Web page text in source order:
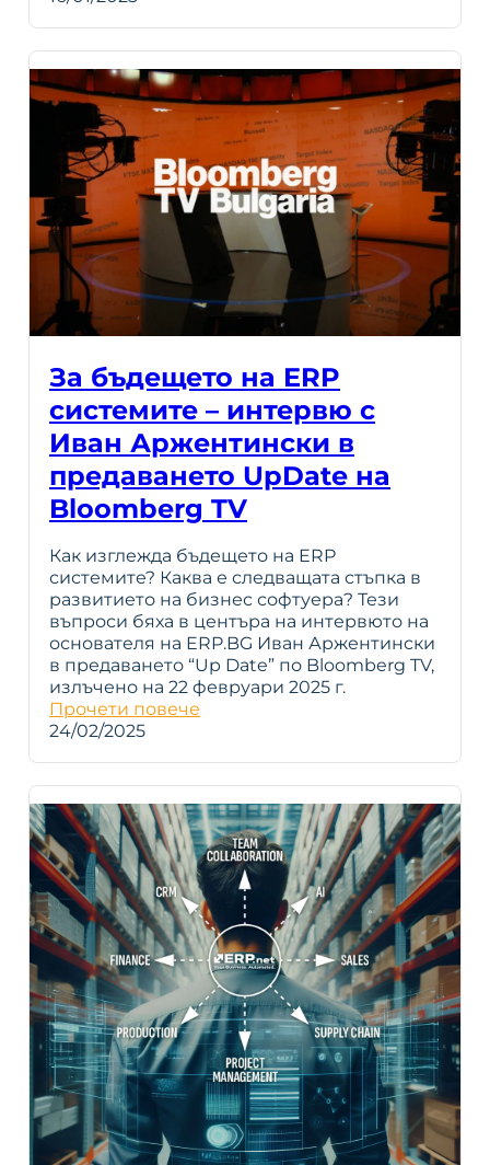
За бъдещето на ERP
системите – интервю с
Иван Аржентински в
предаването UpDate на
Bloomberg TV
Как изглежда бъдещето на ERP
системите? Каква е следващата стъпка в
развитието на бизнес софтуера? Тези
въпроси бяха в центъра на интервюто на
основателя на ERP.BG Иван Аржентински
в предаването “Up Date” по Bloomberg TV,
излъчено на 22 февруари 2025 г.
Прочети повече
24/02/2025